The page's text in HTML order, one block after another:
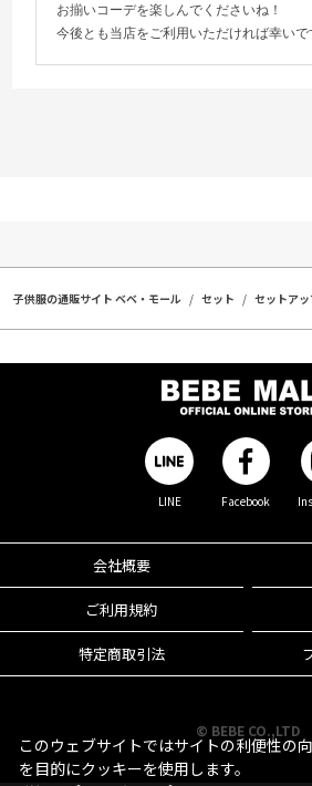
お揃いコーデを楽しんでくださいね！
今後とも当店をご利用いただければ幸いで
子供服の通販サイト ベベ・モール セット セットア
LINE Facebook
会社概要
ご利用規約
特定商取引法
© BEBE CO.,LTD
このウェブサイトではサイトの利便性の
を目的にクッキーを使用します。